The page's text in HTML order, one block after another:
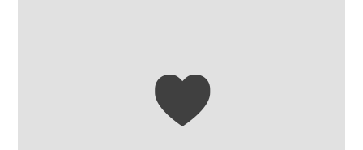
LA TIENDA
PATROCINO LOS PROYECTOS
DE NUESTROS SITIOS